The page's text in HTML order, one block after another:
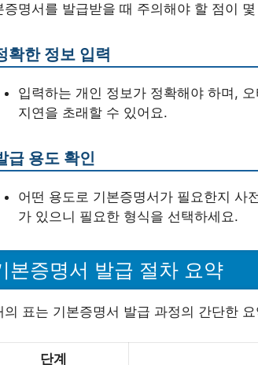
증명서를 발급받을 때 주의해야 할 점이
확한 정보 입력
입력하는 개인 정보가 정확해야 하며,
지연을 초래할 수 있어요.
급 용도 확인
어떤 용도로 기본증명서가 필요한지 사
가 있으니 필요한 형식을 선택하세요.
본증명서 발급 절차 요약
의 표는 기본증명서 발급 과정의 간단한
단계